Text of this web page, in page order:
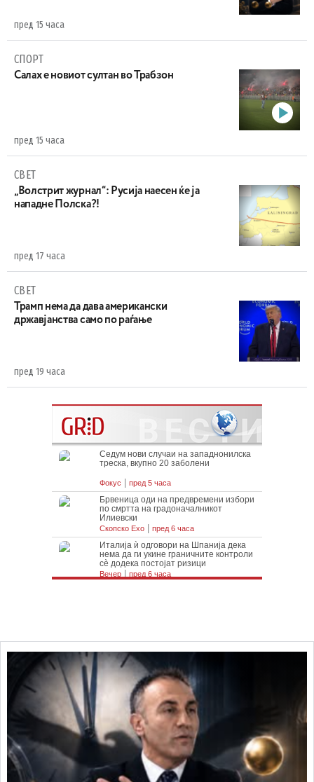
пред 15 часа
СПОРТ
Салах е новиот султан во Трабзон
пред 15 часа
СВЕТ
„Волстрит журнал“: Русија наесен ќе ја
нападне Полска?!
пред 17 часа
СВЕТ
Трамп нема да дава американски
државјанства само по раѓање
пред 19 часа